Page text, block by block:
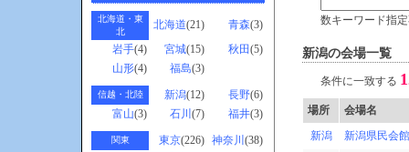
北海道・東
北
北海道(21) 青森(3)
岩手(4) 宮城(15) 秋田(5)
山形(4) 福島(3)
信越・北陸 新潟(12) 長野(6)
富山(3) 石川 (7) 福井(3)
関東 東京(226) 神奈川 (38)
数キーワード指
新潟の会場一覧
条件に一致する
場所
会場名
新潟
新潟県民会館